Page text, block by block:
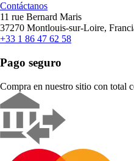
Contáctanos
11 rue Bernard Maris
37270 Montlouis-sur-Loire,
+33 1 86 47 62 58
Pago seguro
Compra en nuestro sitio con total